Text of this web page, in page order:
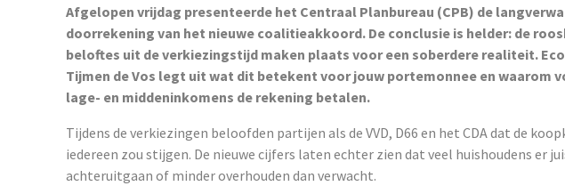
Afgelopen vrijdag presenteerde het Centraal Planbureau (CPB) de
doorrekening van het nieuwe coalitieakkoord. De conclusie is helder: de
beloftes uit de verkiezingstijd maken plaats voor een soberdere realiteit.
Tijmen de Vos legt uit wat dit betekent voor jouw portemonnee en waarom
lage- en middeninkomens de rekening betalen.
Tijdens de verkiezingen beloofden partijen als de VVD, D66 en het CDA dat de
iedereen zou stijgen. De nieuwe cijfers laten echter zien dat veel huishoudens er
achteruitgaan of minder overhouden dan verwacht.